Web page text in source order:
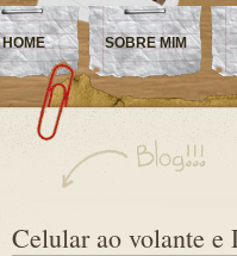
HOME SOBRE MIM
Celular ao volante e